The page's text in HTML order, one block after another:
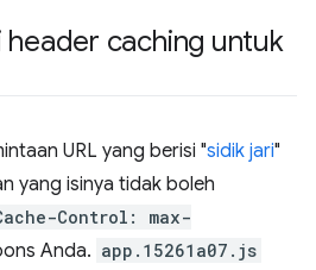
caching untuk
URL yang berisi "sidik jari"
yang isinya tidak boleh
Control: max-
Anda. app.15261a07.js